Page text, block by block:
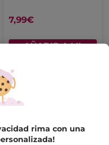
7,99€
AÑADIR A MI
rima con una